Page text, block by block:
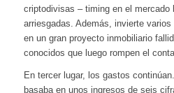
criptodivisas – timing en el mercado
arriesgadas. Además, invierte
en un gran proyecto inmobiliario
conocidos que luego rompen el
En tercer lugar, los gastos
basaba en unos ingresos de seis